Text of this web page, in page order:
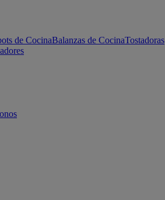
de CocinaBalanzas de CocinaTostadoras